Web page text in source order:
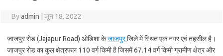
Byadmin जून 18, 2022
जाजपुर रोड (Jajapur Road) ओडिशा केजाजपुरजिले में स्थित एक नगर एवं तहसील है।
जाजपुर रोड का कुल क्षेत्रफल 110 वर्ग किमी है जिसमें 67.14 वर्ग किमी ग्रामीण क्षेत्र और